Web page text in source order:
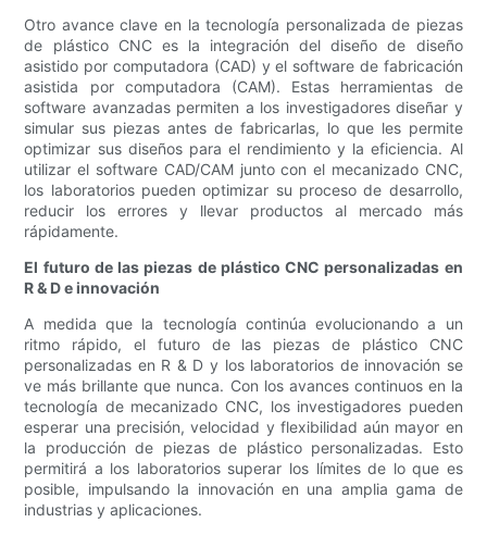
Otro avance clave en la tecnología personalizada de piezas
de plástico CNC es la integración del diseño de diseño
asistido por computadora (CAD) y el software de fabricación
asistida por computadora (CAM). Estas herramientas de
software avanzadas permiten a los investigadores diseñar y
simular sus piezas antes de fabricarlas, lo que les permite
optimizar sus diseños para el rendimiento y la eficiencia. Al
utilizar el software CAD/CAM junto con el mecanizado CNC,
los laboratorios pueden optimizar su proceso de desarrollo,
reducir los errores y llevar productos al mercado más
rápidamente.
El futuro de las piezas de plástico CNC personalizadas en
R & D e innovación
A medida que la tecnología continúa evolucionando a un
ritmo rápido, el futuro de las piezas de plástico CNC
personalizadas en R & D y los laboratorios de innovación se
ve más brillante que nunca. Con los avances continuos en la
tecnología de mecanizado CNC, los investigadores pueden
esperar una precisión, velocidad y flexibilidad aún mayor en
la producción de piezas de plástico personalizadas. Esto
permitirá a los laboratorios superar los límites de lo que es
posible, impulsando la innovación en una amplia gama de
industrias y aplicaciones.